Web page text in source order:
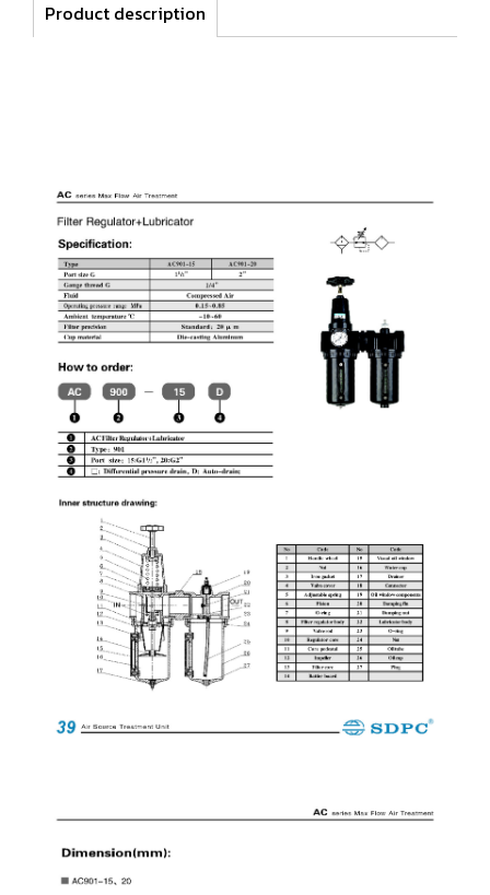
Product description